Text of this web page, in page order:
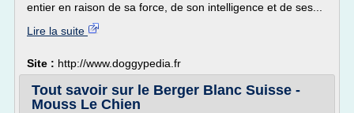
entier en raison de sa force, de son intelligence et de ses...
Lire la suite
Site : http://www.doggypedia.fr
Tout savoir sur le Berger Blanc Suisse -
Mouss Le Chien